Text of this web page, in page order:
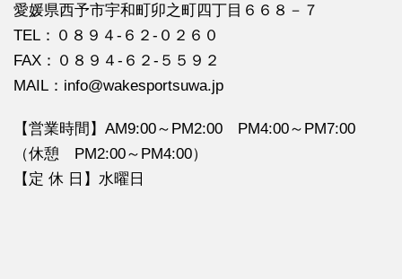
愛媛県西予市宇和町卯之町四丁目６６８－７
TEL：０８９４‐６２‐０２６０
FAX：０８９４‐６２‐５５９２
MAIL：info@wakesportsuwa.jp
【営業時間】AM9:00～PM2:00 PM4:00～PM7:00
（休憩 PM2:00～PM4:00）
【定 休 日】水曜日